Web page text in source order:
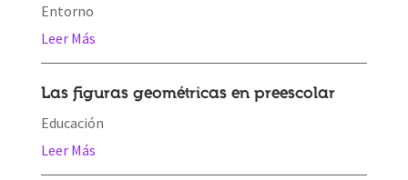
Entorno
Leer Más
Las figuras geométricas en preescolar
Educación
Leer Más